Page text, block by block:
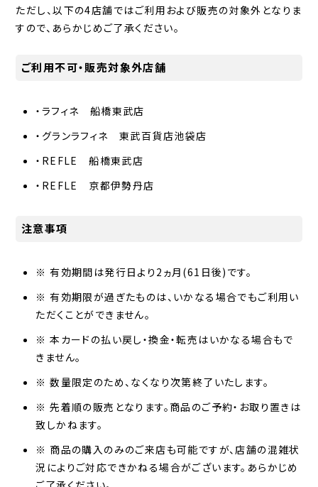
ただし、以下の4店舗ではご利用および販売の対象外となりま
すので、あらかじめご了承ください。
ご利用不可・販売対象外店舗
・ラフィネ 船橋東武店
・グランラフィネ 東武百貨店池袋店
・REFLE 船橋東武店
・REFLE 京都伊勢丹店
注意事項
※ 有効期間は発行日より2ヵ月(61日後)です。
※ 有効期限が過ぎたものは、いかなる場合でもご利用い
ただくことができません。
※ 本カードの払い戻し・換金・転売はいかなる場合もで
きません。
※ 数量限定のため、なくなり次第終了いたします。
※ 先着順の販売となります。商品のご予約・お取り置きは
致しかねます。
※ 商品の購入のみのご来店も可能ですが、店舗の混雑状
況によりご対応できかねる場合がございます。あらかじめ